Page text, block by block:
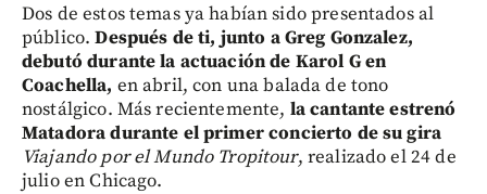
Dos de estos temas ya habían sido presentados al
público. Después de ti, junto a Greg Gonzalez,
debutó durante la actuación de Karol G en
Coachella, en abril, con una balada de tono
nostálgico. Más recientemente, la cantante estrenó
Matadoradurante el primer concierto de su gira
Viajando por el Mundo Tropitour, realizado el 24 de
julio en Chicago.